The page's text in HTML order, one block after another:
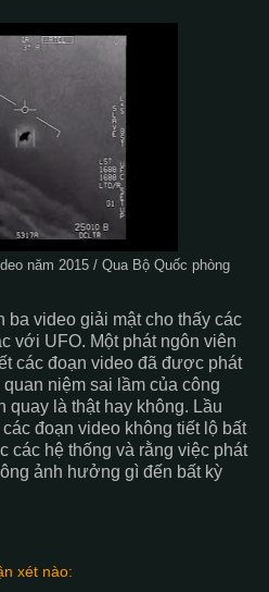
năm 2015 / Qua Bộ Quốc phòng
ba video giải mật cho thấy các
với UFO. Một phát ngôn viên
các đoạn video đã được phát
niệm sai lầm của công
quay là thật hay không. Lầu
đoạn video không tiết lộ bất
các hệ thống và rằng việc phát
ảnh hưởng gì đến bất kỳ
xét nào: